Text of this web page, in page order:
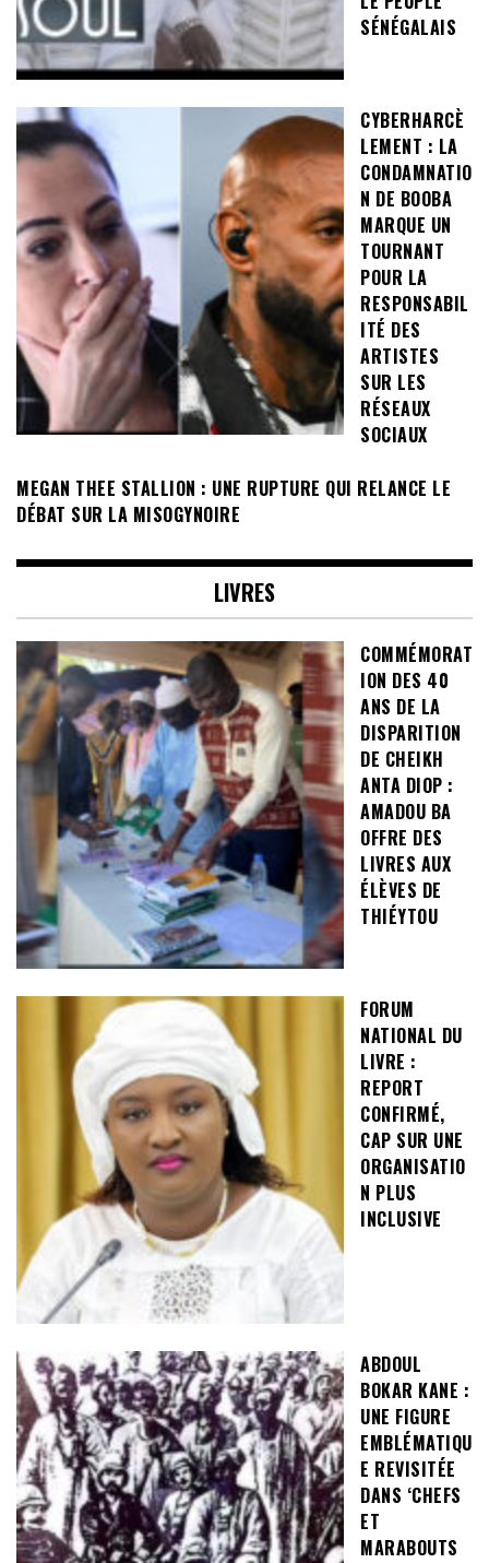
SÉNÉGALAIS
CYBERHARCÈ
LEMENT : LA
CONDAMNATIO
N DE BOOBA
MARQUE UN
TOURNANT
POUR LA
RESPONSABIL
ITÉ DES
ARTISTES
SUR LES
RÉSEAUX
SOCIAUX
MEGAN THEE STALLION : UNE RUPTURE QUI RELANCE LE
DÉBAT SUR LA MISOGYNOIRE
LIVRES
COMMÉMORAT
ION DES 40
ANS DE LA
DISPARITION
DE CHEIKH
ANTA DIOP :
AMADOU BA
OFFRE DES
LIVRES AUX
ÉLÈVES DE
THIÉYTOU
FORUM
NATIONAL DU
LIVRE :
REPORT
CONFIRMÉ,
CAP SUR UNE
ORGANISATIO
N PLUS
INCLUSIVE
ABDOUL
BOKAR KANE :
UNE FIGURE
EMBLÉMATIQU
E REVISITÉE
DANS ‘CHEFS
ET
MARABOUTS